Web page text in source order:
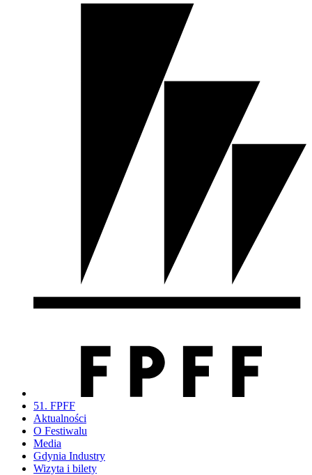
51. FPFF
Aktualności
O Festiwalu
Media
Gdynia Industry
Wizyta i bilety